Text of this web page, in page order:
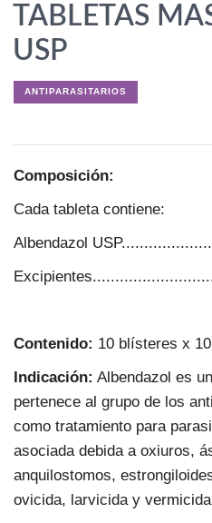
TABLETAS
USP
ANTIPARASITARIOS
Composición:
Cada tableta contiene:
Albendazol
Contenido: 10 blísteres x
Indicación: Albendazol es
pertenece al grupo de los
como tratamiento para
asociada debida a oxiuros,
anquilostomos,
ovicida, larvicida y